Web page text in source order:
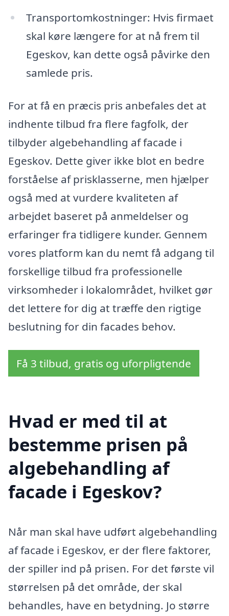
Transportomkostninger: Hvis firmaet
skal køre længere for at nå frem til
Egeskov, kan dette også påvirke den
samlede pris.
For at få en præcis pris anbefales det at
indhente tilbud fra flere fagfolk, der
tilbyder algebehandling af facade i
Egeskov. Dette giver ikke blot en bedre
forståelse af prisklasserne, men hjælper
også med at vurdere kvaliteten af
arbejdet baseret på anmeldelser og
erfaringer fra tidligere kunder. Gennem
vores platform kan du nemt få adgang til
forskellige tilbud fra professionelle
virksomheder i lokalområdet, hvilket gør
det lettere for dig at træffe den rigtige
beslutning for din facades behov.
Få 3 tilbud, gratis og uforpligtende
Hvad er med til at
bestemme prisen på
algebehandling af
facade i Egeskov?
Når man skal have udført algebehandling
af facade i Egeskov, er der flere faktorer,
der spiller ind på prisen. For det første vil
størrelsen på det område, der skal
behandles, have en betydning. Jo større